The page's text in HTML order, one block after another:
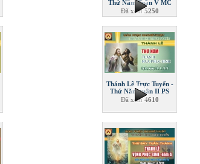
Thứ Năm Tuần V MC
Đã xem5250
Thánh Lễ Trực Tuyến -
Thứ Năm tuần II PS
Đã xem4610